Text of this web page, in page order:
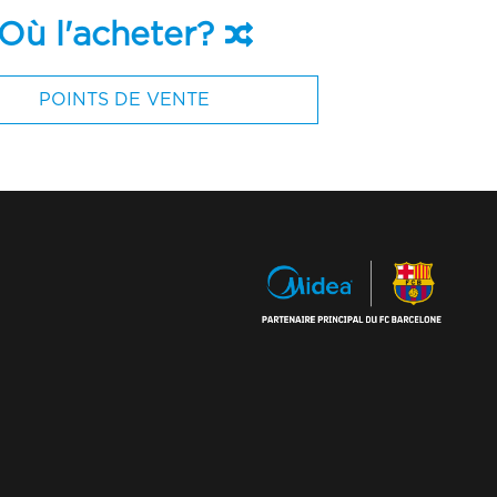
l'acheter?
POINTS DE VENTE